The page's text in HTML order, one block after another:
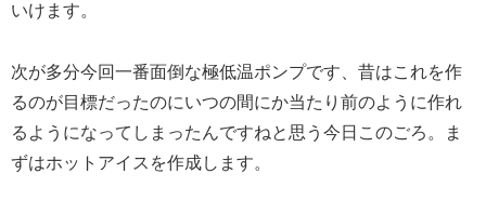
いけます。
次が多分今回一番面倒な極低温ポンプです、昔はこれを作
るのが目標だったのにいつの間にか当たり前のように作れ
るようになってしまったんですねと思う今日このごろ。ま
ずはホットアイスを作成します。